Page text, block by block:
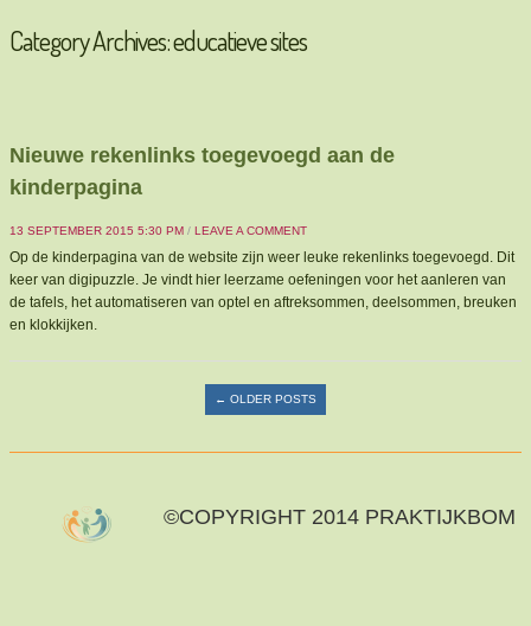
Category Archives:educatieve sites
Nieuwe rekenlinks toegevoegd aan de
kinderpagina
13 SEPTEMBER 2015 5:30 PM / LEAVE A COMMENT
Op de kinderpagina van de website zijn weer leuke rekenlinks toegevoegd. Dit
keer van digipuzzle. Je vindt hier leerzame oefeningen voor het aanleren van
de tafels, het automatiseren van optel en aftreksommen, deelsommen, breuken
en klokkijken.
← OLDER POSTS
©COPYRIGHT 2014 PRAKTIJKBOM